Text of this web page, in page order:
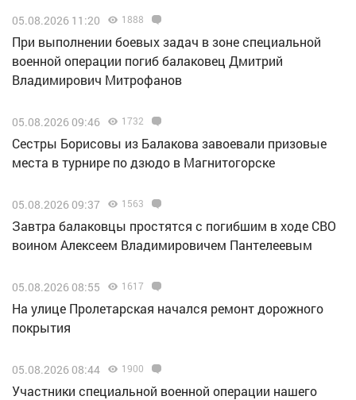
05.08.2026 11:20 1888
При выполнении боевых задач в зоне специальной
военной операции погиб балаковец Дмитрий
Владимирович Митрофанов
05.08.2026 09:46 1732
Сестры Борисовы из Балакова завоевали призовые
места в турнире по дзюдо в Магнитогорске
05.08.2026 09:37 1563
Завтра балаковцы простятся с погибшим в ходе СВО
воином Алексеем Владимировичем Пантелеевым
05.08.2026 08:55 1617
На улице Пролетарская начался ремонт дорожного
покрытия
05.08.2026 08:44 1900
Участники специальной военной операции нашего